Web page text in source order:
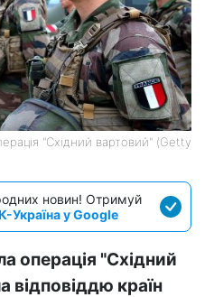
"Східний вартовий" (Getty
новин! Отримуй
Україна у Google
операція "Східний
відповіддю країн